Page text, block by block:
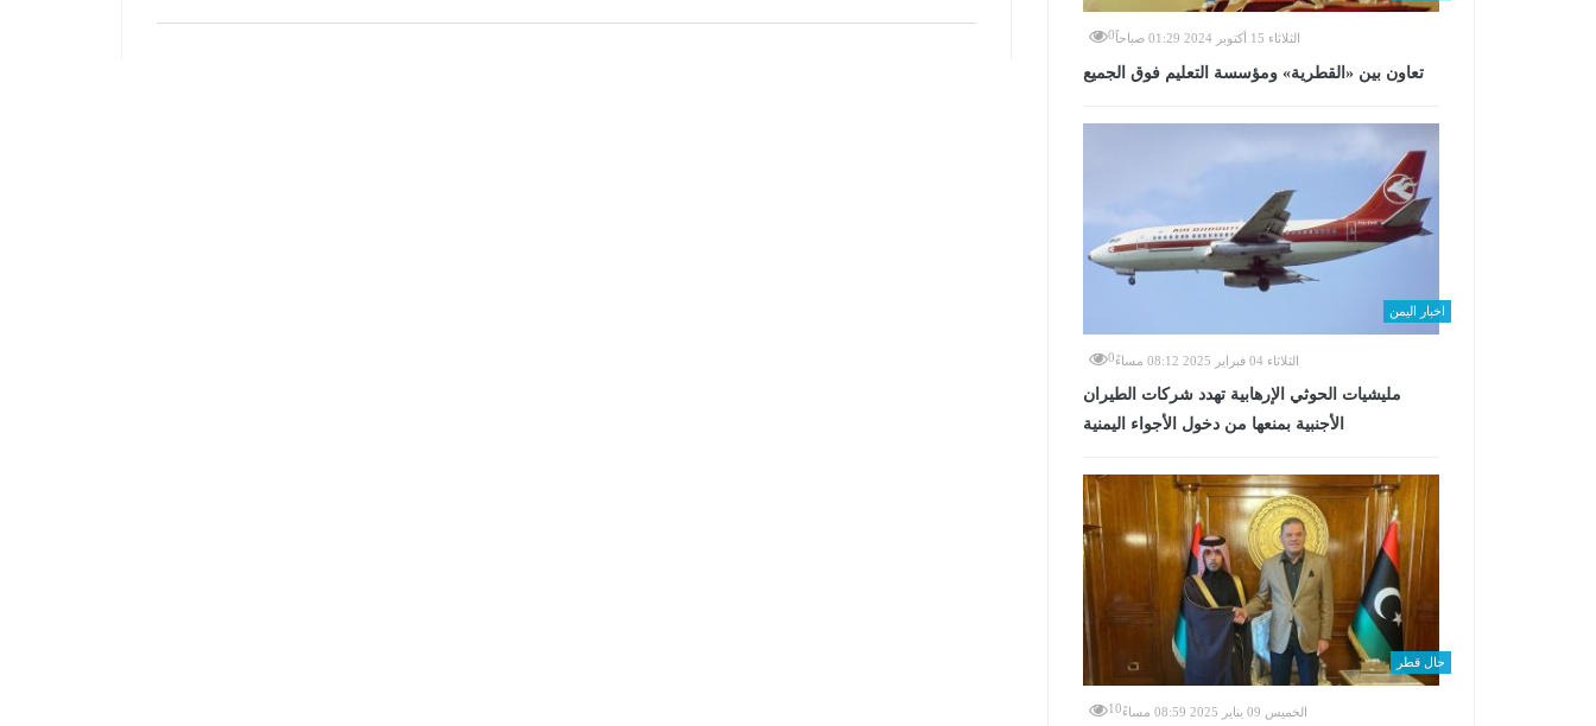
الثلاثاء 15 أكتوبر 2024 01:29 صباحاً 0
تعاون بين «القطرية» ومؤسسة التعليم فوق الجميع
اخبار اليمن
الثلاثاء 04 فبراير 2025 08:12 مساءً 0
مليشيات الحوثي الإرهابية تهدد شركات الطيران
الأجنبية بمنعها من دخول الأجواء اليمنية
حال قطر
الخميس 09 يناير 2025 08:59 مساءً 10